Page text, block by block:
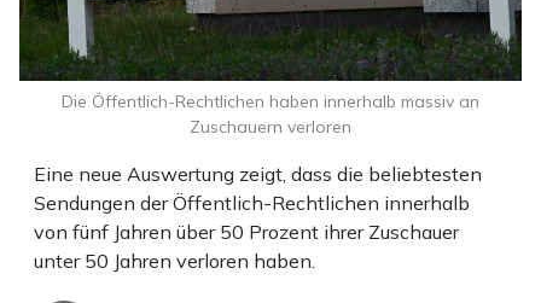
Eine neue Auswertung zeigt, dass die beliebtesten
Sendungen der Öffentlich-Rechtlichen innerhalb
von fünf Jahren über 50 Prozent ihrer Zuschauer
unter 50 Jahren verloren haben.
Die Öffentlich-Rechtlichen haben innerhalb massiv an
Zuschauern verloren